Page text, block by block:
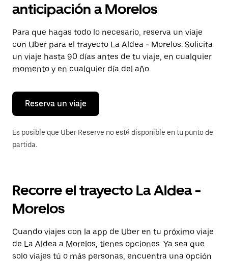
y
selecciona
una
fecha.
Presiona
la
tecla Esc
para
el
calendario.
anticipación a Morelos
Para que hagas todo lo necesario, reserva un viaje
con Uber para el trayecto La Aldea - Morelos. Solicita
un viaje hasta 90 días antes de tu viaje, en cualquier
momento y en cualquier día del año.
Reserva un viaje
Es posible que Uber Reserve no esté disponible en tu punto de
partida.
Recorre el trayecto La Aldea -
Morelos
Cuando viajes con la app de Uber en tu próximo viaje
de La Aldea a Morelos, tienes opciones. Ya sea que
solo viajes tú o más personas, encuentra una opción